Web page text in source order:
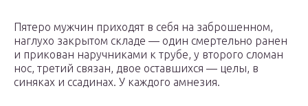
Пятеро мужчин приходят в себя на заброшенном,
наглухо закрытом складе — один смертельно ранен
и прикован наручниками к трубе, у второго сломан
нос, третий связан, двое оставшихся — целы, в
синяках и ссадинах. У каждого амнезия.